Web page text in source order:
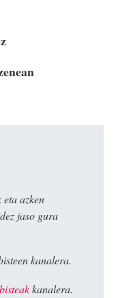
azken
jaso gura
kanalera.
kanalera.